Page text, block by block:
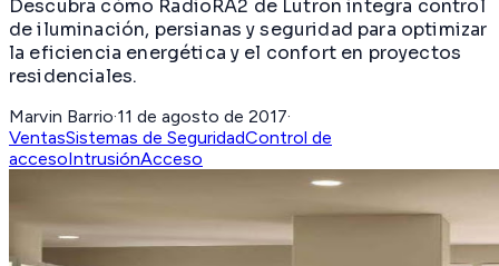
Descubra cómo RadioRA2 de Lutron integra control
de iluminación, persianas y seguridad para optimizar
la eficiencia energética y el confort en proyectos
residenciales.
Marvin Barrio·11 de agosto de 2017·
VentasSistemas de SeguridadControl de
accesoIntrusiónAcceso